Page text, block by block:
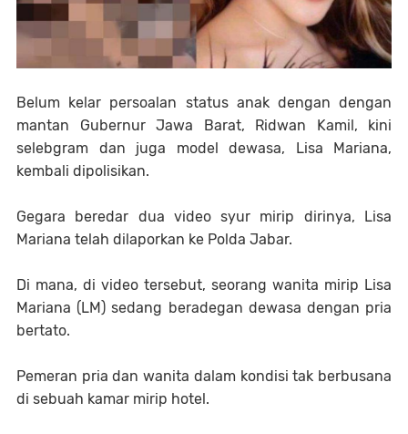
Belum kelar persoalan status anak dengan dengan
mantan Gubernur Jawa Barat, Ridwan Kamil, kini
selebgram dan juga model dewasa, Lisa Mariana,
kembali dipolisikan.
Gegara beredar dua video syur mirip dirinya, Lisa
Mariana telah dilaporkan ke Polda Jabar.
Di mana, di video tersebut, seorang wanita mirip Lisa
Mariana (LM) sedang beradegan dewasa dengan pria
bertato.
Pemeran pria dan wanita dalam kondisi tak berbusana
di sebuah kamar mirip hotel.